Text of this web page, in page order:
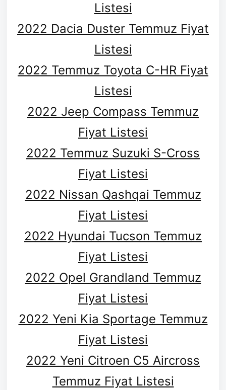
Listesi
2022 Dacia Duster Temmuz Fiyat
Listesi
2022 Temmuz Toyota C-HR Fiyat
Listesi
2022 Jeep Compass Temmuz
Fiyat Listesi
2022 Temmuz Suzuki S-Cross
Fiyat Listesi
2022 Nissan Qashqai Temmuz
Fiyat Listesi
2022 Hyundai Tucson Temmuz
Fiyat Listesi
2022 Opel Grandland Temmuz
Fiyat Listesi
2022 Yeni Kia Sportage Temmuz
Fiyat Listesi
2022 Yeni Citroen C5 Aircross
Temmuz Fiyat Listesi